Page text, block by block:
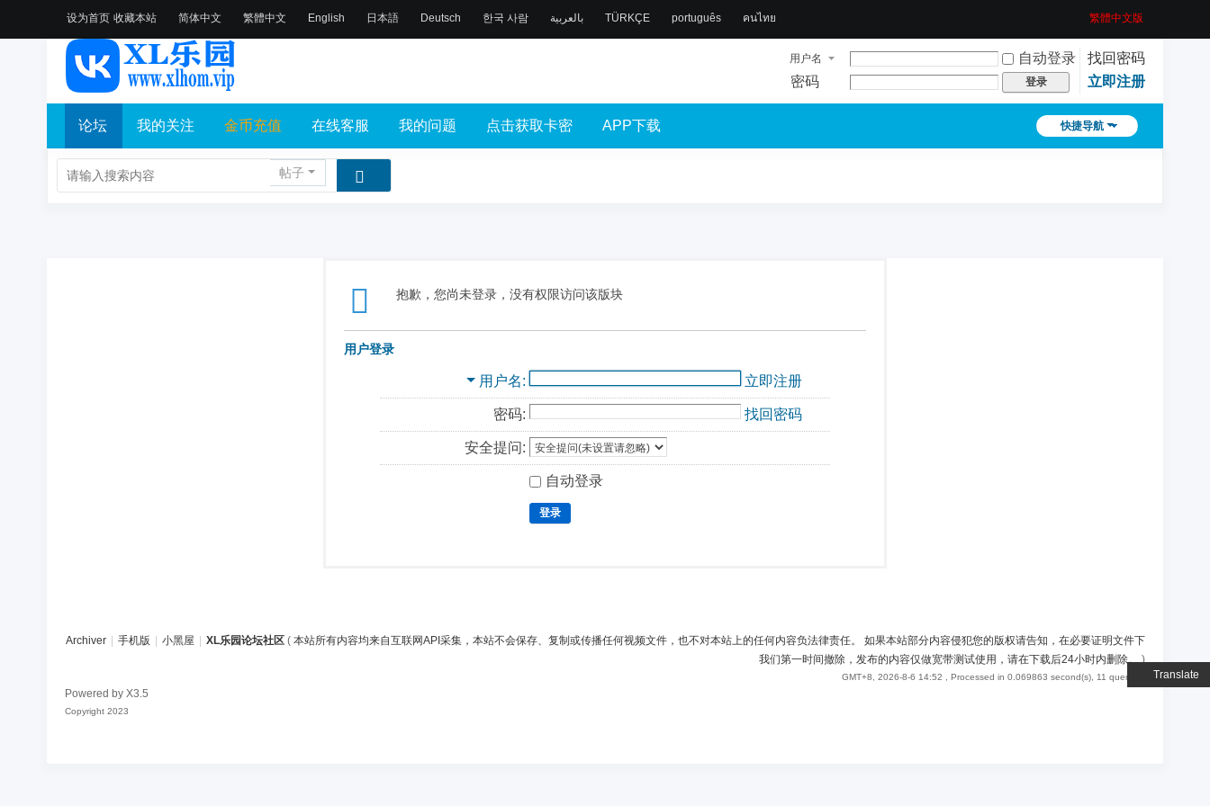
设为首页 收藏本站
Translate
简体中文 繁體中文 English 日本語 Deutsch 한국 사람 بالعربية TÜRKÇE português คนไทย 繁體中文版
用户名 自动登录
找回密码
密码
登录 立即注册
快捷导航
论坛 我的关注 金币充值 在线客服 我的问题 点击获取卡密 APP下载
帖子
抱歉，您尚未登录，没有权限访问该版块
用户登录
用户名 立即注册
密码: 找回密码
安全提问:
自动登录
登录
Archiver 手机版 小黑屋 XL乐园论坛社区 ( 本站所有内容均来自互联网API采集，本站不会保存、复制或传播任何视频文件，也不对本站上的任何内容负法律责任。 如果本站部分内容侵犯您的版权请告知，在必要证明文件下
我们第一时间撤除，发布的内容仅做宽带测试使用，请在下载后24小时内删除。)
GMT+8, 2026-8-6 14:52 , Processed in 0.069863 second(s), 11 queries .
Powered by X3.5
Copyright 2023